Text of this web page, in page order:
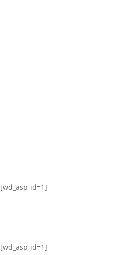
[wd_asp id=1]
[wd_asp id=1]